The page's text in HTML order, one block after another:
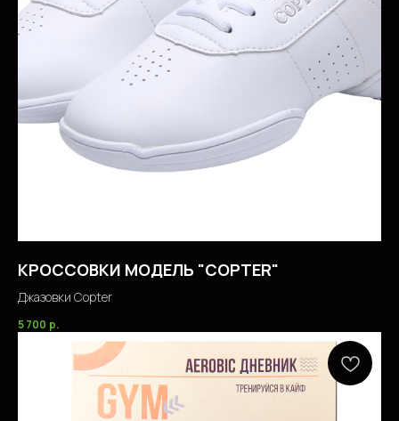
КРОССОВКИ МОДЕЛЬ "COPTER"
Джазовки Copter
5 700 р.